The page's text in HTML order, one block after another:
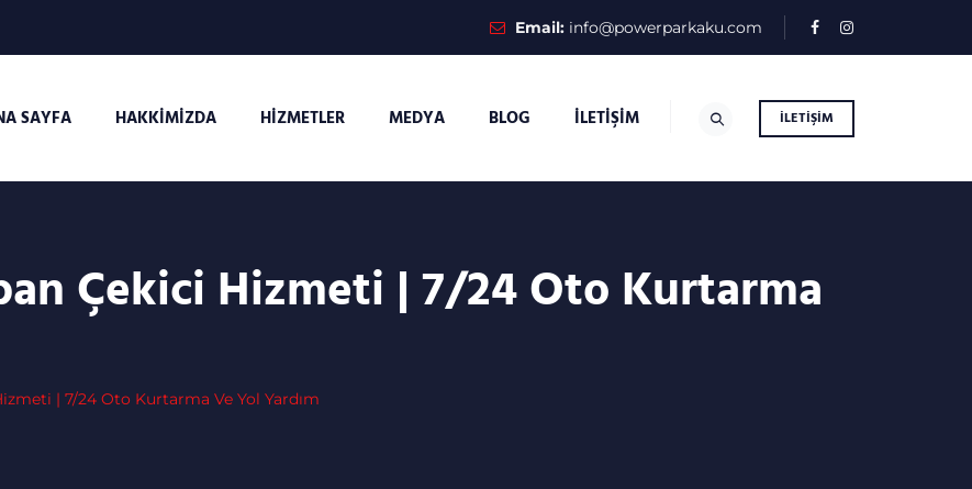
Email: info@powerparkaku.com
İLETIŞIM
SAYFA HAKKIMIZDA HIZMETLER MEDYA BLOG İLETIŞIM
Çekici Hizmeti | 7/24 Oto Kurtarma
| 7/24 Oto Kurtarma Ve Yol Yardım